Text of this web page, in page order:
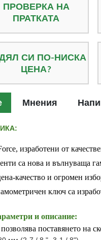
ПРОВЕРКА НА
ПРАТКАТА
СИ ПО-НИСКА
ЦЕНА?
Мнения
изработени от
са нова и вълнуваща
качество и огромен
ключ са
и описание:
поставянето на